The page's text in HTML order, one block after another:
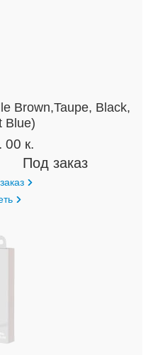
Brown,Taupe, Black,
Blue)
00 к.
Под заказ